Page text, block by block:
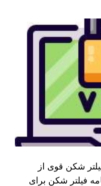
شکن قوی از
فیلتر شکن برای